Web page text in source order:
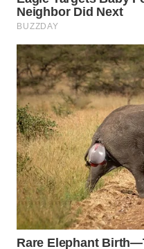
WN
TAPANULI
WN DELI
SERDANG
WN
TEBING
TINGGI
WN
PAKPAK
WN